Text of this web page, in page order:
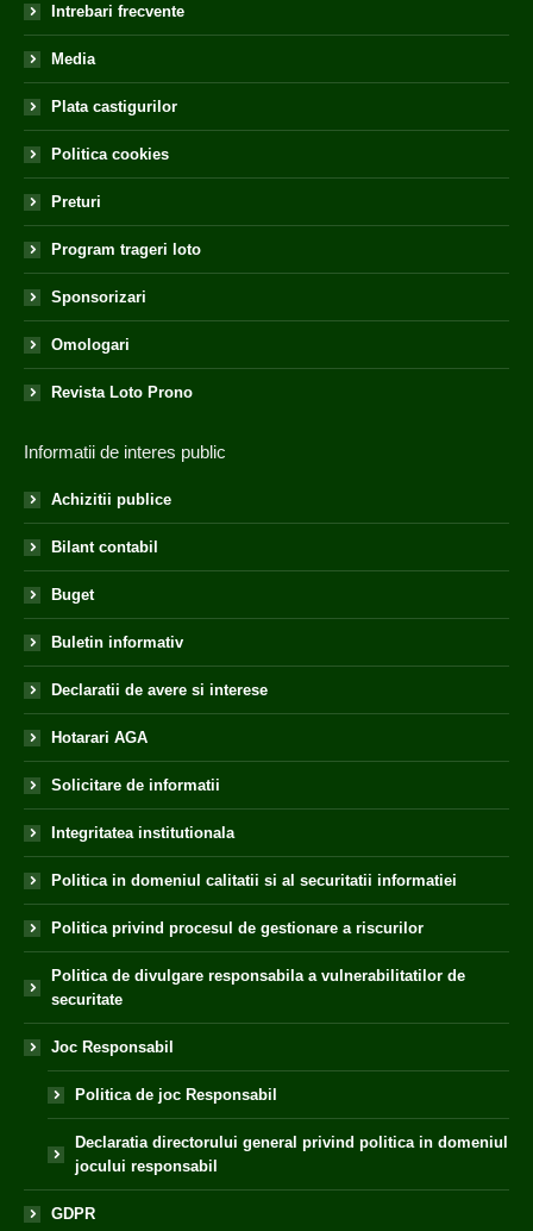
Intrebari frecvente
Media
Plata castigurilor
Politica cookies
Preturi
Program trageri loto
Sponsorizari
Omologari
Revista Loto Prono
Informatii de interes public
Achizitii publice
Bilant contabil
Buget
Buletin informativ
Declaratii de avere si interese
Hotarari AGA
Solicitare de informatii
Integritatea institutionala
Politica in domeniul calitatii si al securitatii informatiei
Politica privind procesul de gestionare a riscurilor
Politica de divulgare responsabila a vulnerabilitatilor de
securitate
Joc Responsabil
Politica de joc Responsabil
Declaratia directorului general privind politica in domeniul
jocului responsabil
GDPR